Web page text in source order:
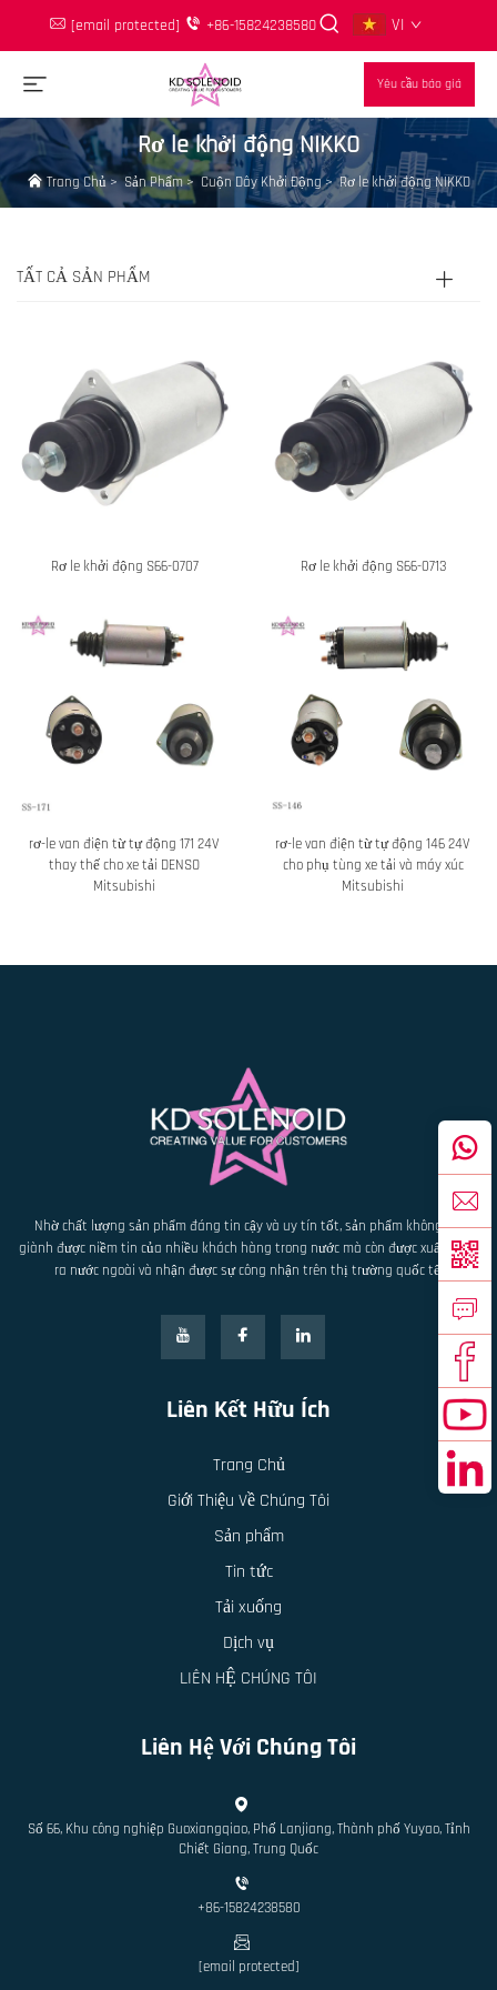
[email protected] +86-15824238580 VI
Yêu cầu báo giá
Rơ le khởi động NIKKO
Trang Chủ>Sản Phẩm> Cuộn Dây Khởi Động>Rơ le khởi động NIKKO
TẤT CẢ SẢN PHẨM
Rơ le khởi động S66-0707 Rơ le khởi động S66-0713
rơ-le van điện từ tự động 171 24V
thay thế cho xe tải DENSO
Mitsubishi
rơ-le van điện từ tự động 146 24V
cho phụ tùng xe tải và máy xúc
Mitsubishi
Nhờ chất lượng sản phẩm đáng tin cậy và uy tín tốt, sản phẩm không chỉ
giành được niềm tin của nhiều khách hàng trong nước mà còn được xuất khẩu
ra nước ngoài và nhận được sự công nhận trên thị trường quốc tế.
Liên Kết Hữu Ích
Trang Chủ
Giới Thiệu Về Chúng Tôi
Sản phẩm
Tin tức
Tải xuống
Dịch vụ
LIÊN HỆ CHÚNG TÔI
Liên Hệ Với Chúng Tôi
Số 66, Khu công nghiệp Guoxiangqiao, Phố Lanjiang, Thành phố Yuyao, Tỉnh
Chiết Giang, Trung Quốc
+86-15824238580
[email protected]